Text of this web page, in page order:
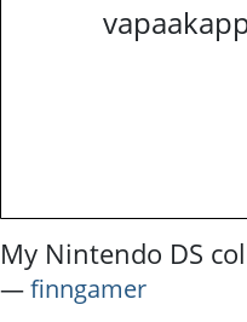
My Nintendo DS
―finngamer